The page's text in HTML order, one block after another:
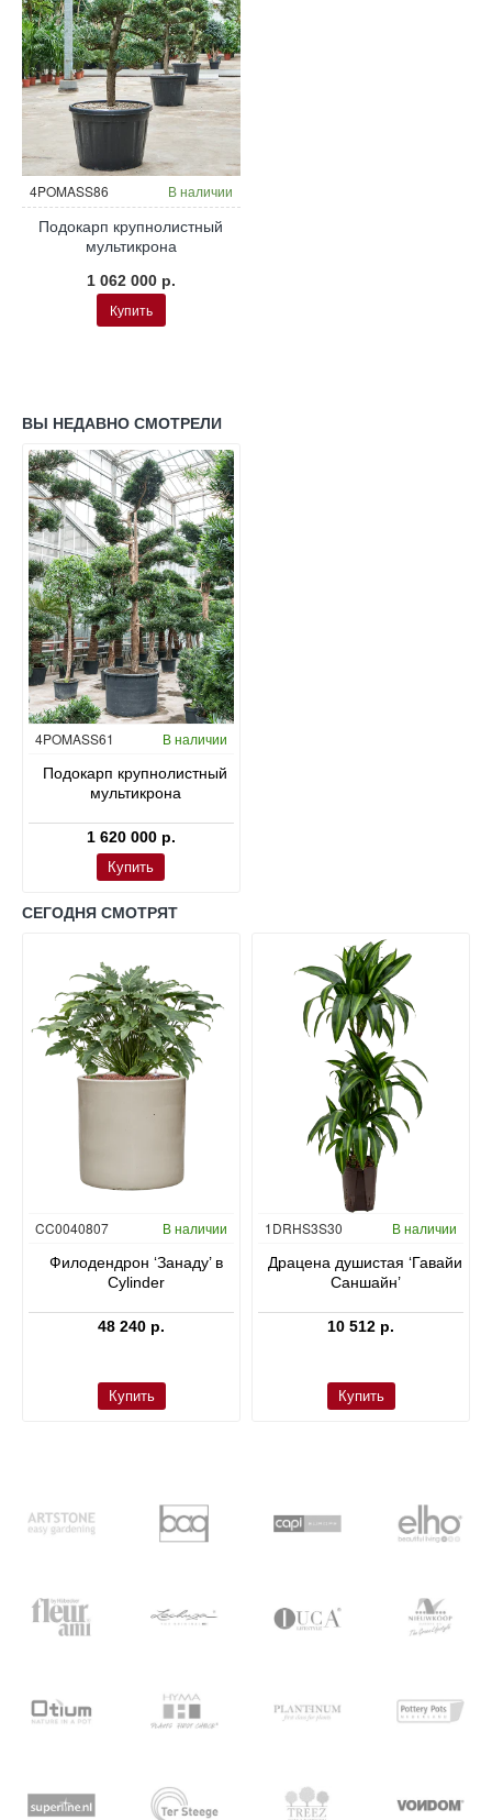
4POMASS86 В наличии
Подокарп крупнолистный
мультикрона
1 062 000 р.
Купить
ВЫ НЕДАВНО СМОТРЕЛИ
4POMASS61 В наличии
Подокарп крупнолистный
мультикрона
1 620 000 р.
Купить
СЕГОДНЯ СМОТРЯТ
CC0040807 В наличии
Филодендрон ‘Занаду’ в
Cylinder
48 240 р.
Купить
Гидропоника
1DRHS3S30 В наличии
Драцена душистая ‘Гавайи
Саншайн’
10 512 р.
Купить